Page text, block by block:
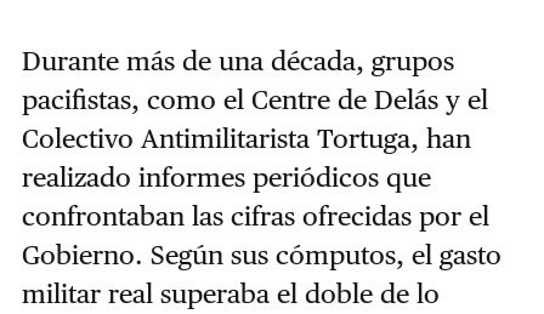
Durante más de una década, grupos
pacifistas, como el Centre de Delás y el
Colectivo Antimilitarista Tortuga, han
realizado informes periódicos que
confrontaban las cifras ofrecidas por el
Gobierno. Según sus cómputos, el gasto
militar real superaba el doble de lo